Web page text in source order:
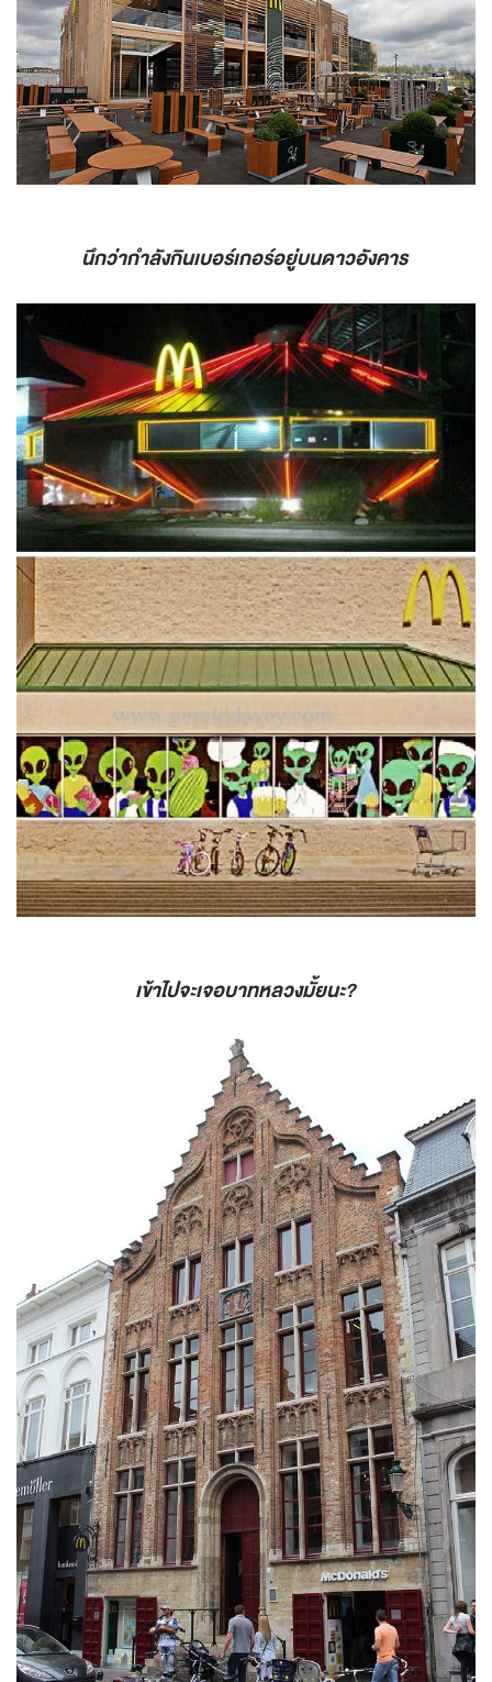
นึกว่ากำลังกินเบอร์เกอร์อยู่บนดาวอังคาร
เข้าไปจะเจอบาทหลวงมั้ยนะ?